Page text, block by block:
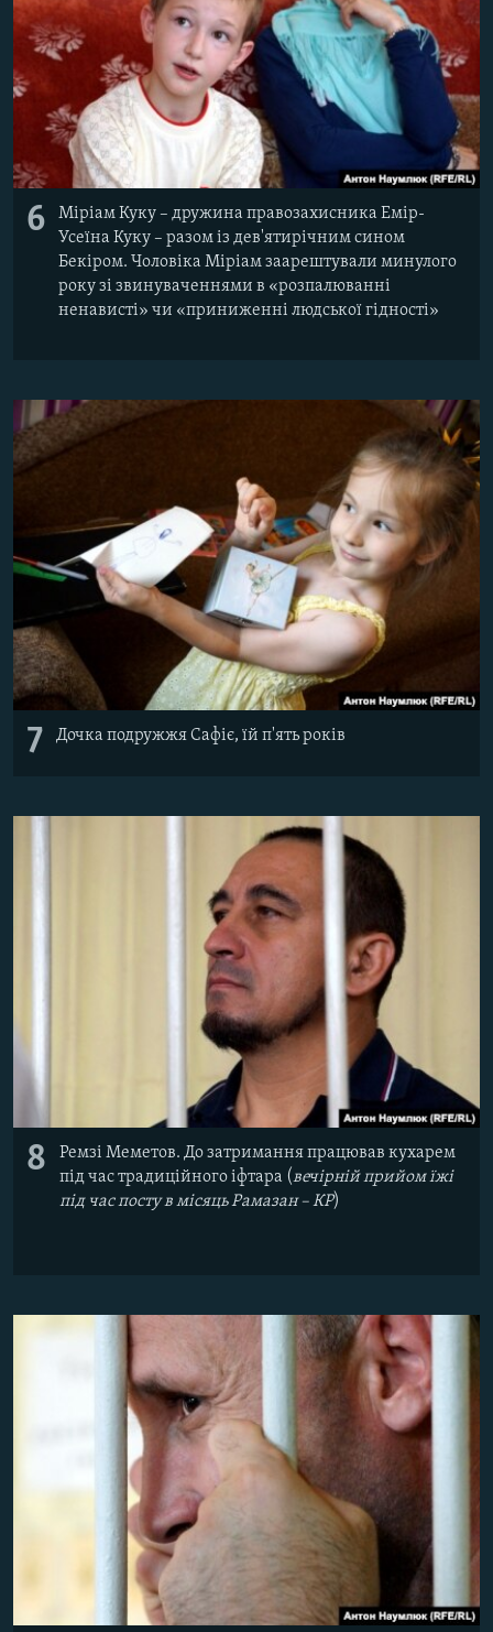
6
Міріам Куку – дружина правозахисника Емір-
Усеїна Куку – разом із дев'ятирічним сином
Бекіром. Чоловіка Міріам заарештували минулого
року зі звинуваченнями в «розпалюванні
ненависті» чи «приниженні людської гідності»
7 Дочка подружжя Сафіє, їй п'ять років
8
Ремзі Меметов. До затримання працював кухарем
під час традиційного іфтара (вечірній прийом їжі
під час посту в місяць Рамазан – КР)